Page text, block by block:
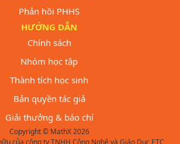
Phản hồi PHHS
HƯỚNG DẪN
Chính sách
Nhóm học tập
Thành tích học sinh
Bản quyền tác giả
Giải thưởng & báo chí
Copyright © MathX 2026
của công ty TNHH Công Nghệ và Giáo Dục ETC